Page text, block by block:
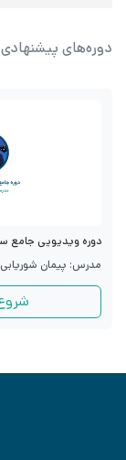
دوره‌های پیشنهادی
دوره ویدیویی جامع
مدرس: پیمان شوریابی